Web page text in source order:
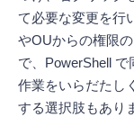
て必要な変更を行
やOUからの権限
で、PowerShell
作業をいらだたし
する選択肢もあり